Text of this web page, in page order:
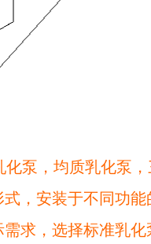
泵，均质乳化泵
，安装于不同功
求，选择标准乳